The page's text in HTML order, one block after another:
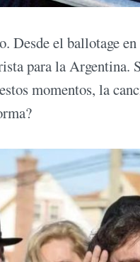
Desde el ballotage
para la Argentina.
momentos, la